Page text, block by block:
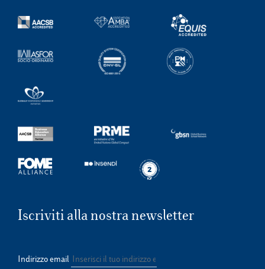
Iscriviti alla nostra newsletter
Indirizzo email